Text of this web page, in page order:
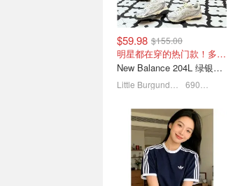
Prime Day：Ivory Snow 0️⃣
添加 新生儿专用无香低敏
洗衣液 3.1L
$16.70$19.97
$59.98 $155.00
明星都在穿的热门款！多色可选 3.8折
New Balance 204L 绿银色休闲鞋